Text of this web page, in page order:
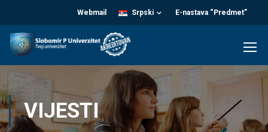
E-nastava “Predmet”
Srpski
Webmail
VIJESTI